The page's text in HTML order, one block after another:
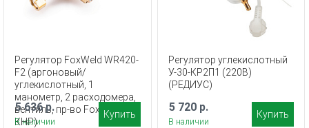
Регулятор FoxWeld WR420-
F2 (аргоновый/
углекислотный, 1
манометр, 2 расходомера,
вентиль, пр-во FoxWeld/
КНР)
5 636 р.
В наличии
Купить
Регулятор углекислотный
У-30-КР2П1 (220В)
(РЕДИУС)
5 720 р.
В наличии
Купить